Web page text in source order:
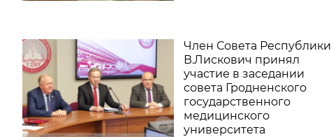
Член Совета Республики
В.Лискович принял
участие в заседании
совета Гродненского
государственного
медицинского
университета